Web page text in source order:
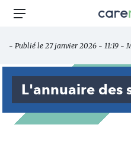
Aller
principal
des
acteurs
Menu
- Publié le 27 janvier 2026 - 11:19 -
L'annuaire des